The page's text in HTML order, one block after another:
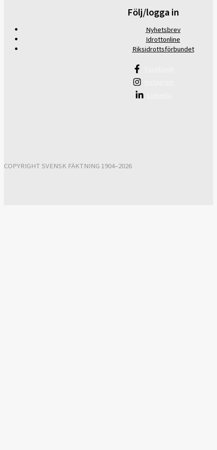
Följ/logga in
Nyhetsbrev
Idrottonline
Riksidrottsförbundet
COPYRIGHT SVENSK FÄKTNING 1904–2026